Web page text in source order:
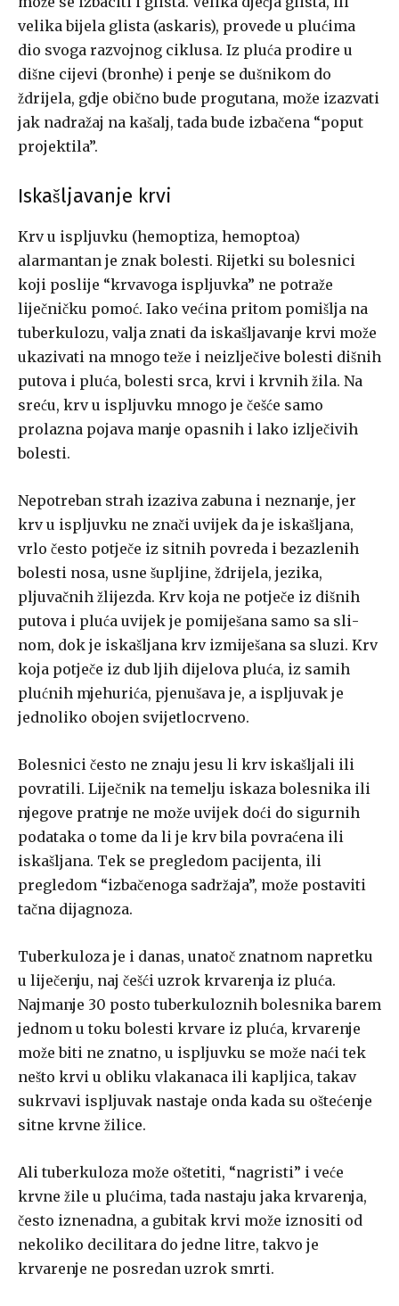
velika bijela glista (askaris), provede u plući­ma
dio svoga razvojnog ciklusa. Iz pluća prodire u
dišne cijevi (bronhe) i penje se dušnikom do
ždrijela, gdje obično bude progutana, može izaz­vati
jak nadražaj na kašalj, tada bude izbačena “poput
projektila”.
Iskašljavanje krvi
Krv u ispljuvku (hemoptiza, hemoptoa)
alarmantan je znak bolesti. Rijetki su bolesnici
koji poslije “krvavoga ispljuvka” ne potraže
liječnič­ku pomoć. Iako većina pritom pomišlja na
tuberkulozu, valja znati da is­kašljavanje krvi može
ukazivati na mnogo teže i neizlječive bolesti dišnih
putova i pluća, bolesti srca, krvi i krvnih žila. Na
sreću, krv u ispljuvku mnogo je češće samo
prolazna pojava manje opasnih i lako izlječivih
bo­lesti.
Nepotreban strah izaziva zabuna i neznanje, jer
krv u ispljuvku ne znači uvijek da je iskašljana,
vrlo često potječe iz sitnih povreda i bezaz­lenih
bolesti nosa, usne šupljine, ždrijela, jezika,
pljuvačnih žlijezda. Krv koja ne potječe iz dišnih
putova i pluća uvijek je pomiješana samo sa sli­
nom, dok je iskašljana krv izmiješana sa sluzi. Krv
koja potječe iz dub­ ljih dijelova pluća, iz samih
plućnih mjehurića, pjenušava je, a ispljuvak je
jednoliko obojen svijetlocrveno.
Bolesnici često ne znaju jesu li krv iskašljali ili
povratili. Liječnik na temelju iskaza bolesnika ili
njegove pratnje ne može uvijek doći do sigurnih
podataka o tome da li je krv bila povraćena ili
iskašljana. Tek se pre­gledom pacijenta, ili
pregledom “izbačenoga sadržaja”, može postaviti
tačna dijagnoza.
Tuberkuloza je i danas, unatoč znatnom napretku
u liječenju, naj­ češći uzrok krvarenja iz pluća.
Najmanje 30 posto tuberkuloznih bolesni­ka barem
jednom u toku bolesti krvare iz pluća, krvarenje
može biti ne­ znatno, u ispljuvku se može naći tek
nešto krvi u obliku vlakanaca ili kapljica, takav
sukrvavi ispljuvak nastaje onda kada su oštećenje
sitne krvne žilice.
Ali tuberkuloza može oštetiti, “nagristi” i veće
krvne žile u plućima, tada nastaju jaka krvarenja,
često iznenadna, a gubitak krvi može iznositi od
nekoliko decilitara do jedne litre, takvo je
krvarenje ne­ posredan uzrok smrti.